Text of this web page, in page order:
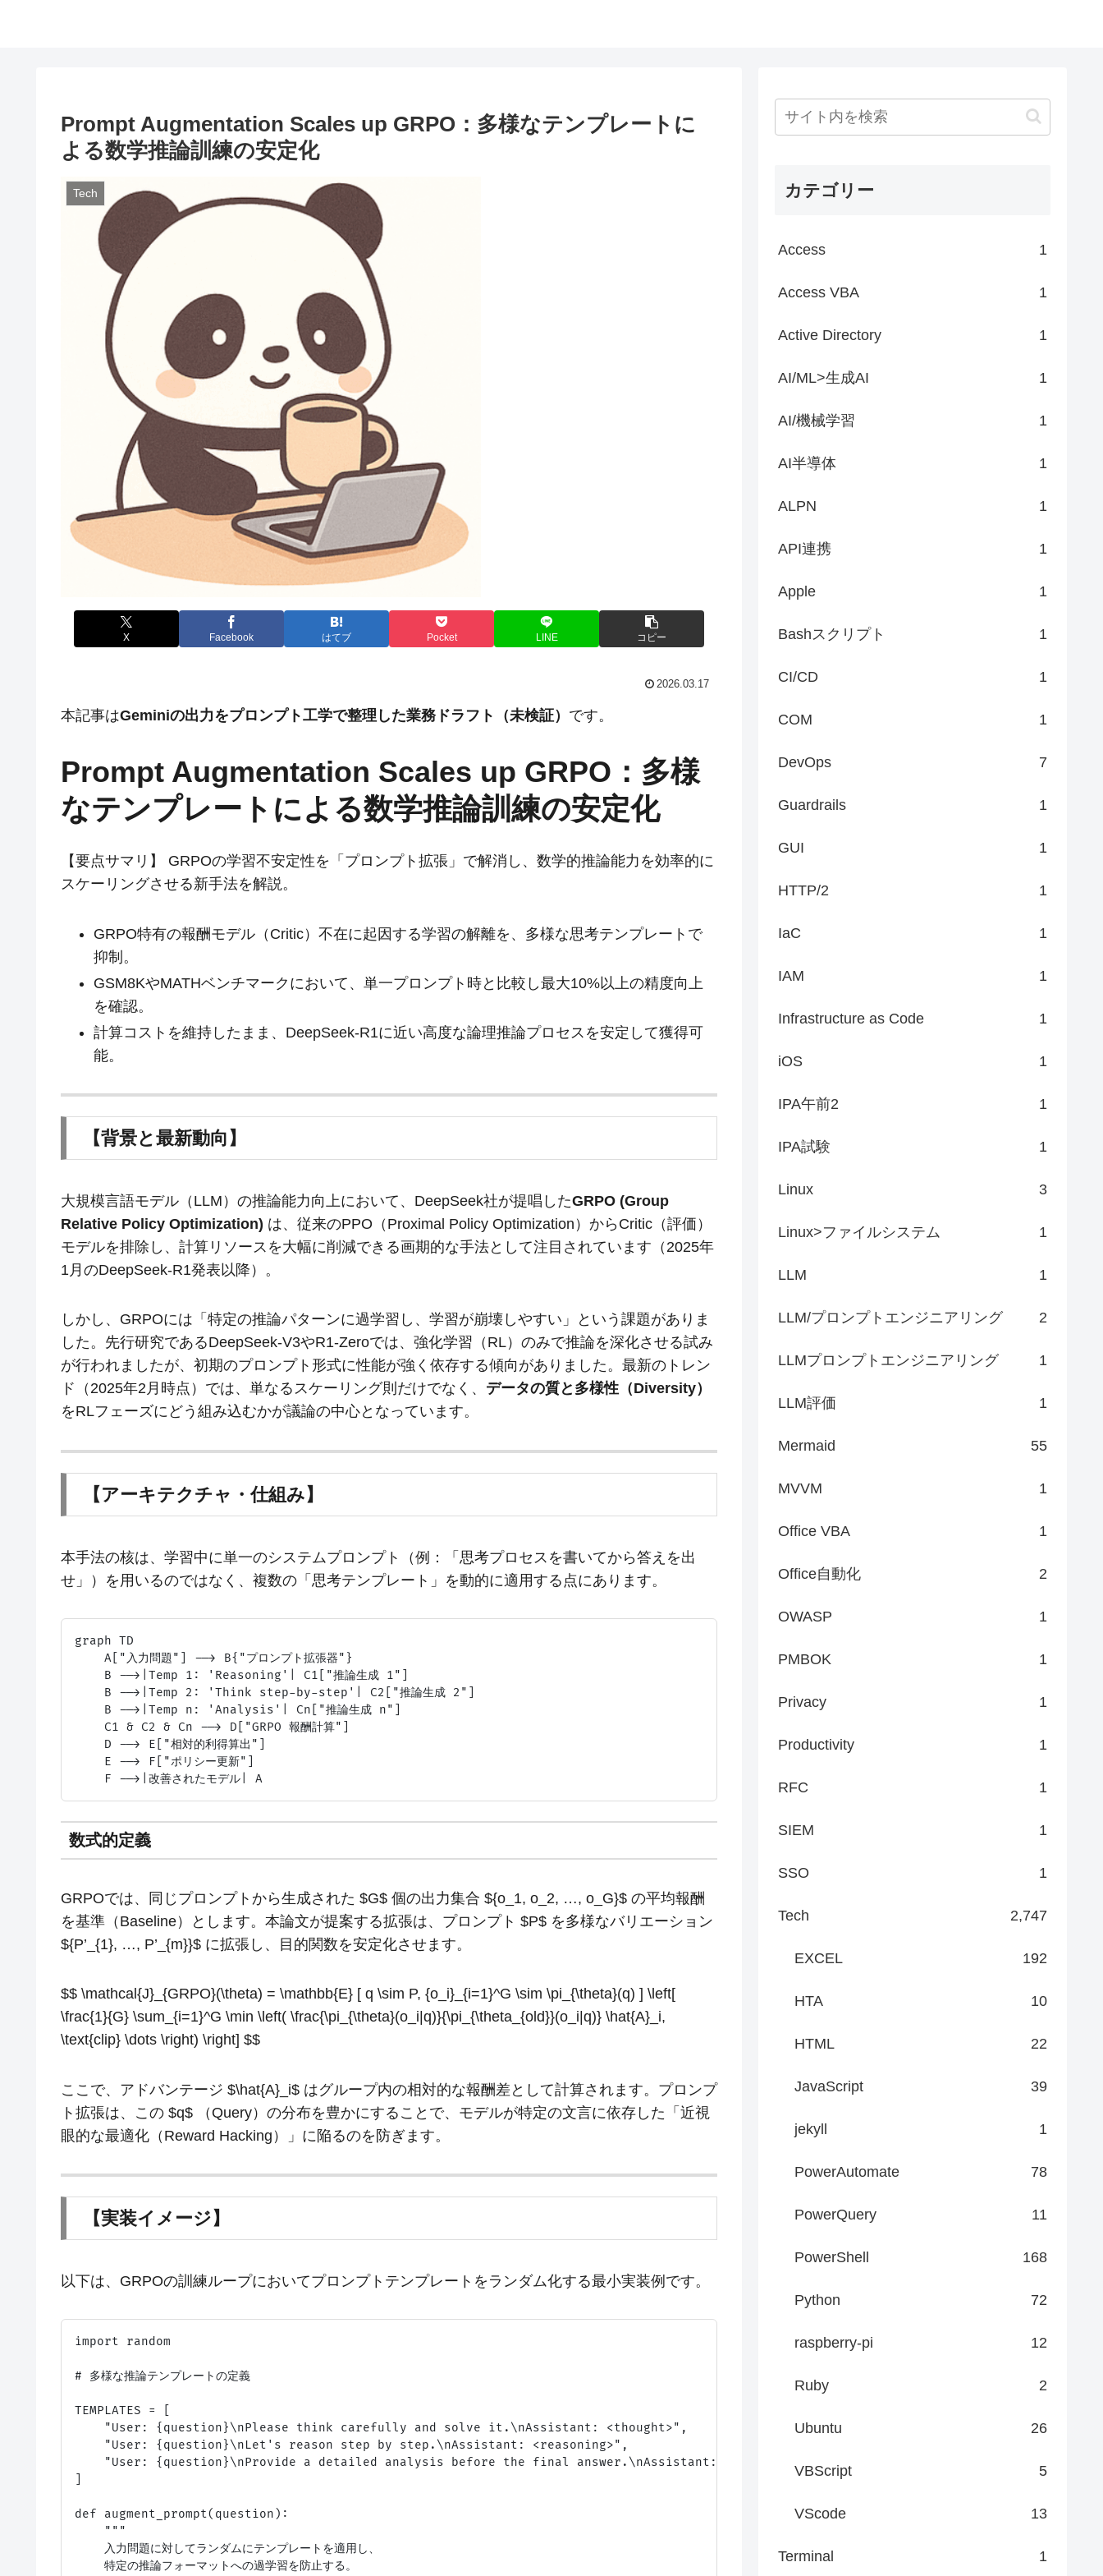
Prompt Augmentation Scales up GRPO：多様なテンプレートに
よる数学推論訓練の安定化
Tech
X Facebook はてブ Pocket LINE コピー
2026.03.17
本記事はGeminiの出力をプロンプト工学で整理した業務ドラフト（未検証） です。
Prompt Augmentation Scales up GRPO：多様
なテンプレートによる数学推論訓練の安定化
【要点サマリ】 GRPOの学習不安定性を「プロンプト拡張」で解消し、数学的推論能力を効率的に
スケーリングさせる新手法を解説。
GRPO特有の報酬モデル（Critic）不在に起因する学習の解離を、多様な思考テンプレートで
抑制。
GSM8KやMATHベンチマークにおいて、単一プロンプト時と比較し最大10%以上の精度向上
を確認。
計算コストを維持したまま、DeepSeek-R1に近い高度な論理推論プロセスを安定して獲得可
能。
【背景と最新動向】
大規模言語モデル（LLM）の推論能力向上において、DeepSeek社が提唱したGRPO (Group
Relative Policy Optimization) は、従来のPPO（Proximal Policy Optimization）からCritic（評価）
モデルを排除し、計算リソースを大幅に削減できる画期的な手法として注目されています（2025年
1月のDeepSeek-R1発表以降）。
しかし、GRPOには「特定の推論パターンに過学習し、学習が崩壊しやすい」という課題がありま
した。先行研究であるDeepSeek-V3やR1-Zeroでは、強化学習（RL）のみで推論を深化させる試み
が行われましたが、初期のプロンプト形式に性能が強く依存する傾向がありました。最新のトレン
ド（2025年2月時点）では、単なるスケーリング則だけでなく、 データの質と多様性（Diversity）
をRLフェーズにどう組み込むかが議論の中心となっています。
【アーキテクチャ・仕組み】
本手法の核は、学習中に単一のシステムプロンプト（例：「思考プロセスを書いてから答えを出
せ」）を用いるのではなく、複数の「思考テンプレート」を動的に適用する点にあります。
graph TD
    A["入力問題"] --> B{"プロンプト拡張器"}
    B -->|Temp 1: 'Reasoning'| C1["推論生成 1"]
    B -->|Temp 2: 'Think step-by-step'| C2["推論生成 2"]
    B -->|Temp n: 'Analysis'| Cn["推論生成 n"]
    C1 & C2 & Cn --> D["GRPO 報酬計算"]
    D --> E["相対的利得算出"]
    E --> F["ポリシー更新"]
数式的定義
GRPOでは、同じプロンプトから生成された $G$ 個の出力集合 ${o_1, o_2, …, o_G}$ の平均報酬
を基準（Baseline）とします。本論文が提案する拡張は、プロンプト $P$ を多様なバリエーション
${P’_{1}, …, P’_{m}}$ に拡張し、目的関数を安定化させます。
$$ \mathcal{J}_{GRPO}(\theta) = \mathbb{E} [ q \sim P, {o_i}_{i=1}^G \sim \pi_{\theta}(q) ] \left[
\frac{1}{G} \sum_{i=1}^G \min \left( \frac{\pi_{\theta}(o_i|q)}{\pi_{\theta_{old}}(o_i|q)} \hat{A}_i,
\text{clip} \dots \right) \right] $$
ここで、アドバンテージ $\hat{A}_i$ はグループ内の相対的な報酬差として計算されます。プロンプ
ト拡張は、この $q$ （Query）の分布を豊かにすることで、モデルが特定の文言に依存した「近視
眼的な最適化（Reward Hacking）」に陥るのを防ぎます。
【実装イメージ】
以下は、GRPOの訓練ループにおいてプロンプトテンプレートをランダム化する最小実装例です。
import random
# 多様な推論テンプレートの定義
TEMPLATES = [
    "User: {question}\nPlease think carefully and solve it.\nAssistant: <thought>",
    "User: {question}\nLet's reason step by step.\nAssistant: <reasoning>",
    "User: {question}\nProvide a detailed analysis before the final answer.\nAssistant: <analysis>"
def augment_prompt(question):
    """
    入力問題に対してランダムにテンプレートを適用し、
    特定の推論フォーマットへの過学習を防止する。
カテゴリー
Access 1
Access VBA 1
Active Directory 1
AI/ML>生成AI 1
AI/機械学習 1
AI半導体 1
ALPN 1
API連携 1
Apple 1
Bashスクリプト 1
CI/CD 1
COM 1
DevOps 7
Guardrails 1
GUI 1
HTTP/2 1
IaC 1
IAM 1
Infrastructure as Code 1
iOS 1
IPA午前2 1
IPA試験 1
Linux 3
Linux>ファイルシステム 1
LLM 1
LLM/プロンプトエンジニアリング 2
LLMプロンプトエンジニアリング 1
LLM評価 1
Mermaid 55
MVVM 1
Office VBA 1
Office自動化 2
OWASP 1
PMBOK 1
Privacy 1
Productivity 1
RFC 1
SIEM 1
SSO 1
Tech 2,747
EXCEL 192
HTA 10
HTML 22
JavaScript 39
jekyll 1
PowerAutomate 78
PowerQuery 11
PowerShell 168
Python 72
raspberry-pi 12
Ruby 2
Ubuntu 26
VBScript 5
VScode 13
Terminal 1